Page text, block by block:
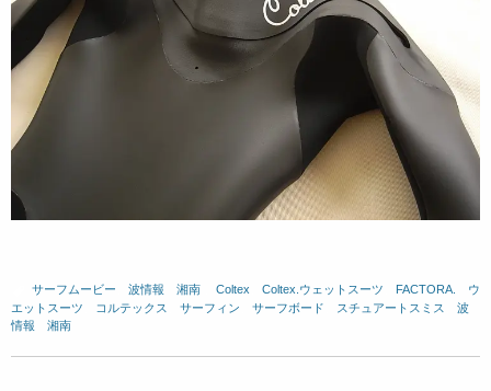
サーフムービー 波情報 湘南 Coltex Coltex.ウェットスーツ FACTORA.
ウ
エットスーツ
コルテックス サーフィン サーフボード スチュアートスミス
波
情報 湘南